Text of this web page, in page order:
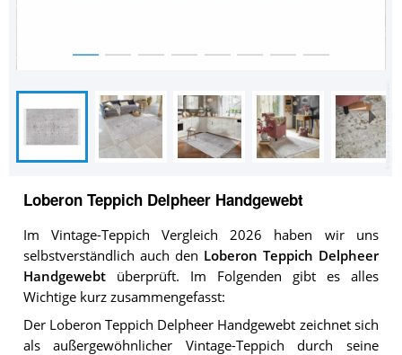
Loberon Teppich Delpheer Handgewebt
Im Vintage-Teppich Vergleich 2026 haben wir uns
selbstverständlich auch den Loberon Teppich Delpheer
Handgewebtüberprüft. Im Folgenden gibt es alles
Wichtige kurz zusammengefasst:
Der Loberon Teppich Delpheer Handgewebt zeichnet sich
als außergewöhnlicher Vintage-Teppich durch seine